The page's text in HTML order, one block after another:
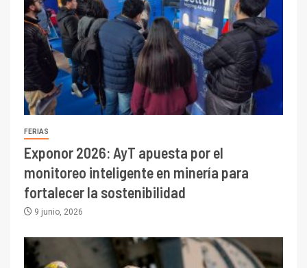
FERIAS
Exponor 2026: AyT apuesta por el
monitoreo inteligente en minería para
fortalecer la sostenibilidad
9 junio, 2026